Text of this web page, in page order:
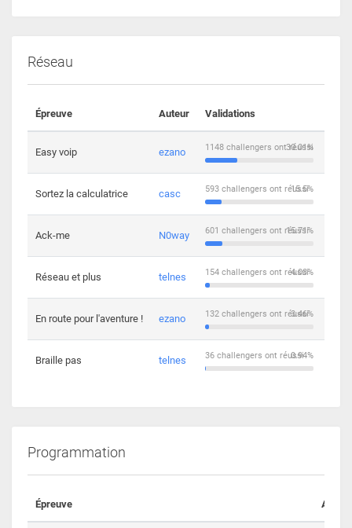
Réseau
Épreuve Auteur Validations
Easy voip ezano 30.01%
1148 challengers ont réussi
Sortez la calculatrice casc 15.5%
593 challengers ont réussi
Ack-me N0way 15.71%
601 challengers ont réussi
Réseau et plus telnes 4.03%
154 challengers ont réussi
En route pour l'aventure ! ezano 3.46%
132 challengers ont réussi
Braille pas telnes 0.94%
36 challengers ont réussi
Programmation
Épreuve Auteur